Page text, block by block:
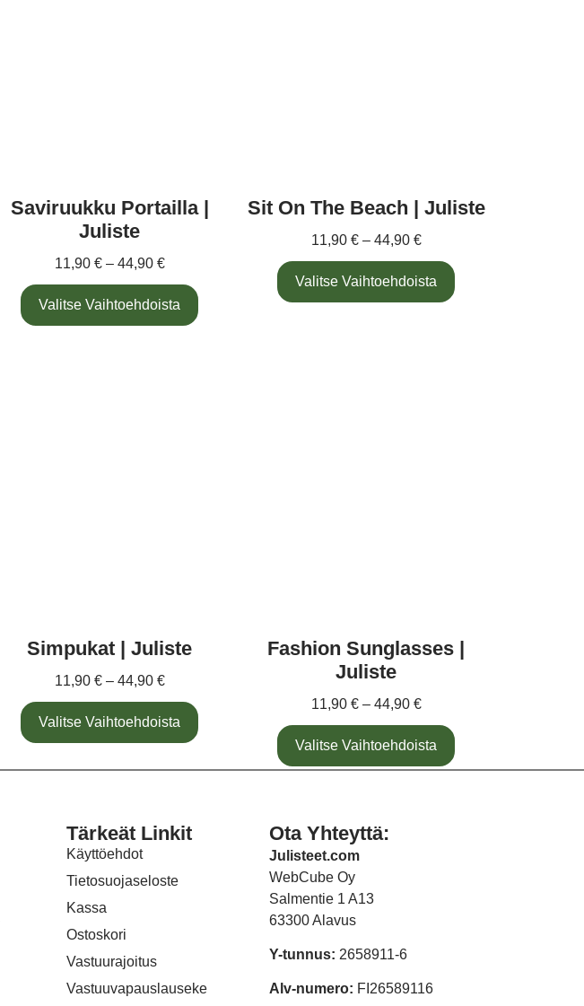
Saviruukku Portailla |
Juliste
11,90 € – 44,90 €
Valitse Vaihtoehdoista
Sit On The Beach | Juliste
11,90 € – 44,90 €
Valitse Vaihtoehdoista
Simpukat | Juliste
11,90 € – 44,90 €
Valitse Vaihtoehdoista
Fashion Sunglasses |
Juliste
11,90 € – 44,90 €
Valitse Vaihtoehdoista
Tärkeät Linkit
Käyttöehdot
Tietosuojaseloste
Kassa
Ostoskori
Vastuurajoitus
Vastuuvapauslauseke
Ota Yhteyttä:
Julisteet.com
WebCube Oy
Salmentie 1 A13
63300 Alavus
Y-tunnus: 2658911-6
Alv-numero: FI26589116